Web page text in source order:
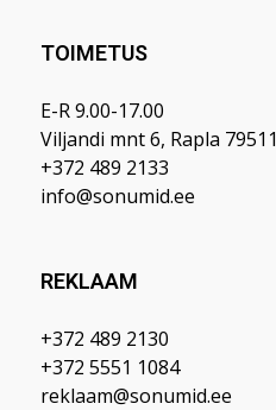
TOIMETUS
E-R 9.00-17.00
Viljandi mnt 6, Rapla 79511
+372 489 2133
info@sonumid.ee
REKLAAM
+372 489 2130
+372 5551 1084
reklaam@sonumid.ee